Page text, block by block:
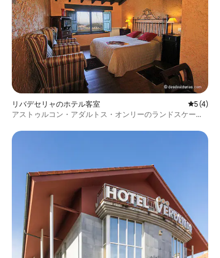
リバデセリャのホテル客室 レビュー
5 (4)
アストゥルコン・アダルトス・オンリーのランドスケープ -